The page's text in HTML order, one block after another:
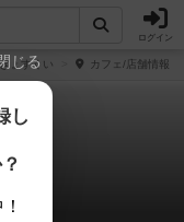
ログイン
ょすくい カフェ/店舗情報
中
じる
し